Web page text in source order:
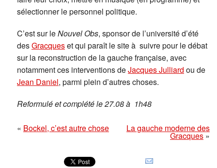
sélectionner le personnel politique.
C’est sur leNouvel Obs, sponsor de l’université d’été
desGracqueset qui paraît le site à suivre pour le débat
sur la reconstruction de la gauche française, avec
notamment ces interventions deJacques Julliard ou de
Jean Daniel, parmi plein d’autres choses.
Reformulé et complété le 27.08 à 1h48
« Bockel, c’est autre chose La gauche moderne des
Gracques»